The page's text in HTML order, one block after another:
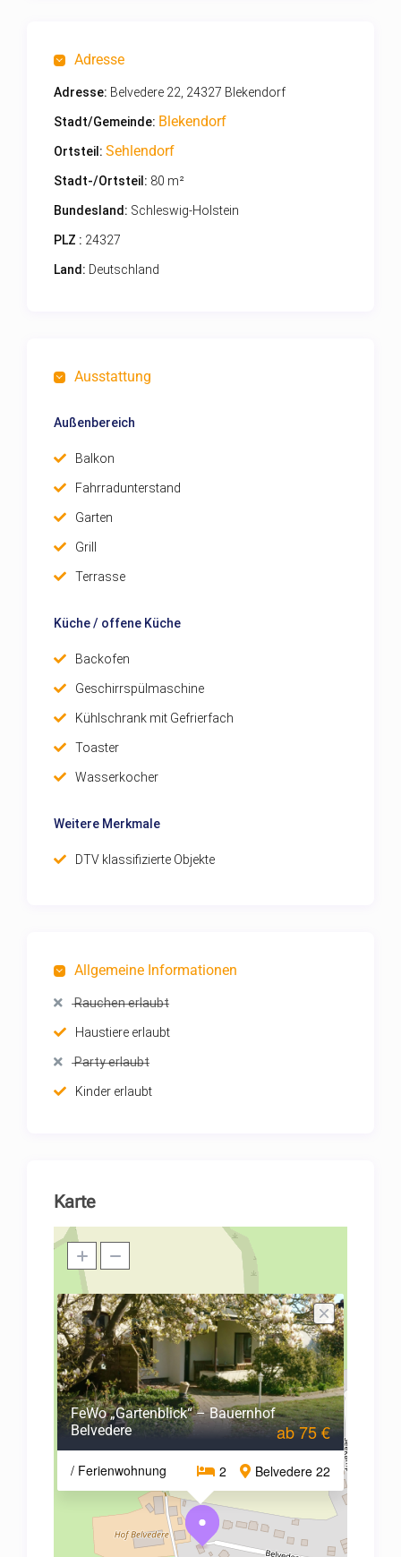
Adresse
Adresse: Belvedere 22, 24327 Blekendorf
Stadt/Gemeinde: Blekendorf
Ortsteil: Sehlendorf
Stadt-/Ortsteil: 80 m²
Bundesland: Schleswig-Holstein
PLZ : 24327
Land: Deutschland
Ausstattung
Außenbereich
Balkon
Fahrradunterstand
Garten
Grill
Terrasse
Küche / offene Küche
Backofen
Geschirrspülmaschine
Kühlschrank mit Gefrierfach
Toaster
Wasserkocher
Weitere Merkmale
DTV klassifizierte Objekte
Allgemeine Informationen
Rauchen erlaubt
Haustiere erlaubt
Party erlaubt
Kinder erlaubt
Karte
FeWo „Gartenblick“ – Bauernhof
Belvedere
/ Ferienwohnung Belvedere 22
2
ab 75 €